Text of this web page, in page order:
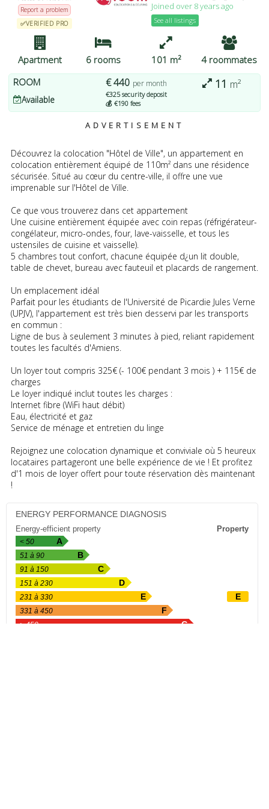
pouvez modifier vos préférences ou retirer votre
consentement à tout moment en revenant sur ce site et en
cliquant sur le bouton "Confidentialité" en bas de la page Web.
PLUS D'OPTIONS JE REFUSE
Report a problem
✅VERIFIED PRO
Joined over 8 years ago
See all listings
Apartment 6 rooms 101 m²
4 roommates
ROOM
€ 440 per month 11 m²
Available
€325 security deposit
💰 €190 fees
ADVERTISEMENT
Découvrez la colocation "Hôtel de Ville", un appartement en
colocation entièrement équipé de 110m² dans une résidence
sécurisée. Situé au cœur du centre-ville, il offre une vue
imprenable sur l'Hôtel de Ville.
Ce que vous trouverez dans cet appartement
Une cuisine entièrement équipée avec coin repas (réfrigérateur-
congélateur, micro-ondes, four, lave-vaisselle, et tous les
ustensiles de cuisine et vaisselle).
5 chambres tout confort, chacune équipée d¿un lit double,
table de chevet, bureau avec fauteuil et placards de rangement.
Un emplacement idéal
Parfait pour les étudiants de l'Université de Picardie Jules Verne
(UPJV), l'appartement est très bien desservi par les transports
en commun :
Ligne de bus à seulement 3 minutes à pied, reliant rapidement
toutes les facultés d'Amiens.
Un loyer tout compris 325€ (- 100€ pendant 3 mois ) + 115€ de
charges
Le loyer indiqué inclut toutes les charges :
Internet fibre (WiFi haut débit)
Eau, électricité et gaz
Service de ménage et entretien du linge
Rejoignez une colocation dynamique et conviviale où 5 heureux
locataires partageront une belle expérience de vie ! Et profitez
d'1 mois de loyer offert pour toute réservation dès maintenant
!
ENERGY PERFORMANCE DIAGNOSIS
Energy-efficient property Property
< 50 A
51 à 90 B
91 à 150 C
151 à 230 D
231 à 330 E E
331 à 450 F
> 450 G